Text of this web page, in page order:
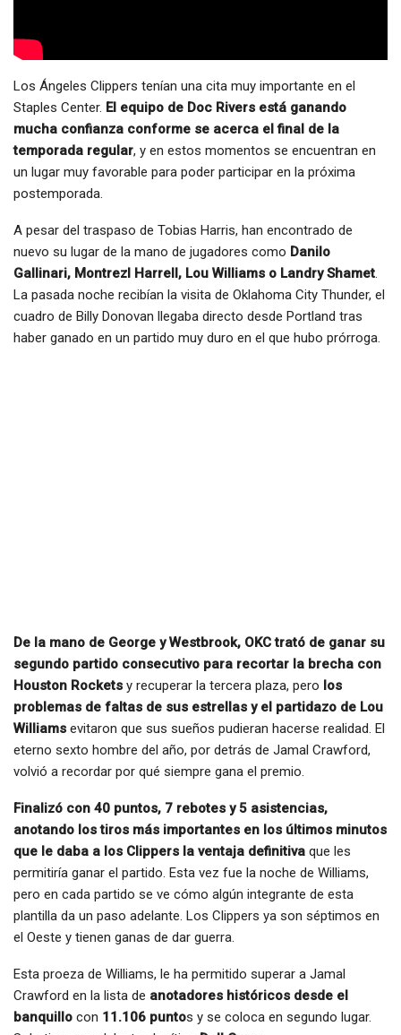
Los Ángeles Clippers tenían una cita muy importante en el
Staples Center. El equipo de Doc Rivers está ganando
mucha confianza conforme se acerca el final de la
temporada regular, y en estos momentos se encuentran en
un lugar muy favorable para poder participar en la próxima
postemporada.
A pesar del traspaso de Tobias Harris, han encontrado de
nuevo su lugar de la mano de jugadores como Danilo
Gallinari, Montrezl Harrell, Lou Williams o Landry Shamet.
La pasada noche recibían la visita de Oklahoma City Thunder, el
cuadro de Billy Donovan llegaba directo desde Portland tras
haber ganado en un partido muy duro en el que hubo prórroga.
De la mano de George y Westbrook, OKC trató de ganar su
segundo partido consecutivo para recortar la brecha con
Houston Rockets y recuperar la tercera plaza, pero los
problemas de faltas de sus estrellas y el partidazo de Lou
Williams evitaron que sus sueños pudieran hacerse realidad. El
eterno sexto hombre del año, por detrás de Jamal Crawford,
volvió a recordar por qué siempre gana el premio.
Finalizó con 40 puntos, 7 rebotes y 5 asistencias,
anotando los tiros más importantes en los últimos minutos
que le daba a los Clippers la ventaja definitiva que les
permitiría ganar el partido. Esta vez fue la noche de Williams,
pero en cada partido se ve cómo algún integrante de esta
plantilla da un paso adelante. Los Clippers ya son séptimos en
el Oeste y tienen ganas de dar guerra.
Esta proeza de Williams, le ha permitido superar a Jamal
Crawford en la lista de anotadores históricos desde el
banquillo con 11.106 puntos y se coloca en segundo lugar.